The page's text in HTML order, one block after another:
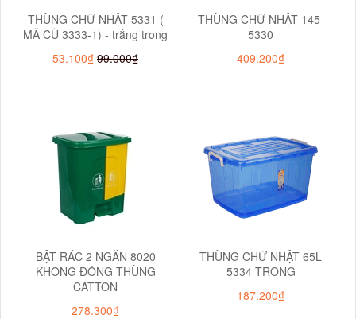
THÙNG CHỮ NHẬT 5331 (
MÃ CŨ 3333-1) - trắng trong
53.100₫ 99.000₫
THÙNG CHỮ NHẬT 145-
5330
409.200₫
BẬT RÁC 2 NGĂN 8020
KHÔNG ĐÓNG THÙNG
CATTON
278.300₫
THÙNG CHỮ NHẬT 65L
5334 TRONG
187.200₫